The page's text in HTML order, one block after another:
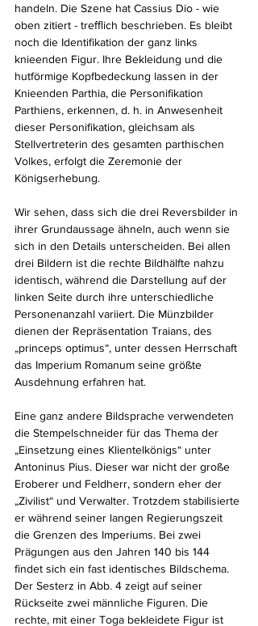
handeln. Die Szene hat Cassius Dio - wie
oben zitiert - treﬄich beschrieben. Es bleibt
noch die Identifikation der ganz links
knieenden Figur. Ihre Bekleidung und die
hutförmige Kopfbedeckung lassen in der
Knieenden Parthia, die Personifikation
Parthiens, erkennen, d. h. in Anwesenheit
dieser Personifikation, gleichsam als
Stellvertreterin des gesamten parthischen
Volkes, erfolgt die Zeremonie der
Königserhebung.
Wir sehen, dass sich die drei Reversbilder in
ihrer Grundaussage ähneln, auch wenn sie
sich in den Details unterscheiden. Bei allen
drei Bildern ist die rechte Bildhälfte nahzu
identisch, während die Darstellung auf der
linken Seite durch ihre unterschiedliche
Personenanzahl variiert. Die Münzbilder
dienen der Repräsentation Traians, des
„princeps optimus“, unter dessen Herrschaft
das Imperium Romanum seine größte
Ausdehnung erfahren hat.
Eine ganz andere Bildsprache verwendeten
die Stempelschneider für das Thema der
„Einsetzung eines Klientelkönigs“ unter
Antoninus Pius. Dieser war nicht der große
Eroberer und Feldherr, sondern eher der
„Zivilist“ und Verwalter. Trotzdem stabilisierte
er während seiner langen Regierungszeit
die Grenzen des Imperiums. Bei zwei
Prägungen aus den Jahren 140 bis 144
findet sich ein fast identisches Bildschema.
Der Sesterz in Abb. 4 zeigt auf seiner
Rückseite zwei männliche Figuren. Die
rechte, mit einer Toga bekleidete Figur ist